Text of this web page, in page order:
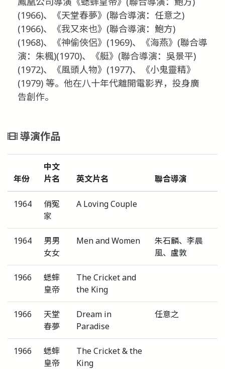
(1966)、《天堂春夢》(聯合導演：任意之)
(1966)、《我又來也》(聯合導演：鮑方)
(1968)、《神偷俠侶》(1969)、《海燕》(聯合導
演：朱楓)(1970)、《艇》(聯合導演：吳景平)
(1972)、《風頭人物》(1977)、《小鬼靈精》
(1979) 等。他在八十年代離開電影界，投身廣
告創作。
導演作品
年份
中文
片名
英文片名 聯合導演
1964
俏冤
家
A Loving Couple
1964
男男
女女
Men and Women
朱石麟、李晨
風、盧敦
1966
蟋蟀
皇帝
The Cricket and
the King
1966
天堂
春夢
Dream in
Paradise
任意之
1966
蟋蟀
皇帝
The Cricket & the
King